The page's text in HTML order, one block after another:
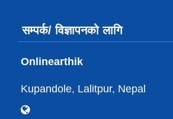
सम्पर्क/ विज्ञापनको लागि
Onlinearthik
Kupandole, Lalitpur, Nepal